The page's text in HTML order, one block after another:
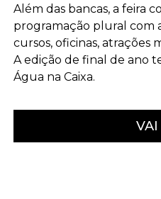
Além das bancas, a feira
programação plural com
cursos, oficinas, atrações
A edição de final de ano
Água na Caixa.
VAI